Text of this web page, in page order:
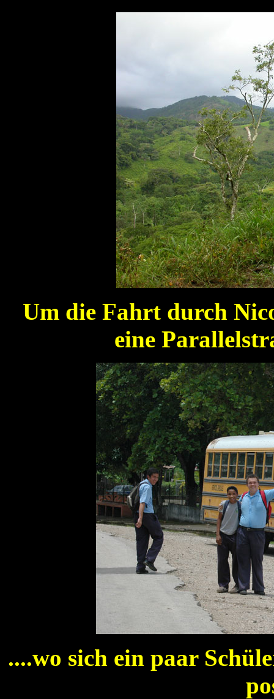
Um die Fahrt durch
eine
....wo sich ein paar